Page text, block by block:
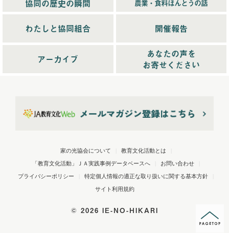
協同の歴史の瞬間
農業・食料ほんとうの話
わたしと協同組合 開催報告
アーカイブ
あなたの声を
お寄せください
家の光協会について 教育文化活動とは
「教育文化活動」ＪＡ実践事例データベースへ お問い合わせ
プライバシーポリシー 特定個人情報の適正な取り扱いに関する基本方針
サイト利用規約
© 2026 IE-NO-HIKARI